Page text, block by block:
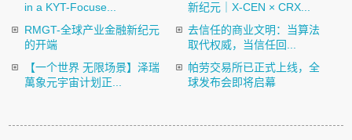
in a KYT-Focuse...
新纪元｜X-CEN × CRX...
RMGT-全球产业金融新纪元
的开端
去信任的商业文明：当算法
取代权威，当信任回...
【一个世界 无限场景】泽瑞
萬象元宇宙计划正...
帕劳交易所已正式上线，全
球发布会即将启幕